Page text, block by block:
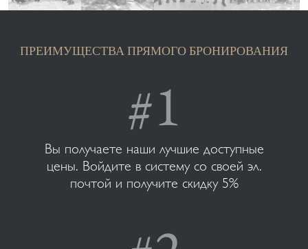
ПРЕИМУЩЕСТВА ПРЯМОГО БРОНИРОВАНИЯ
Вы получаете наши лучшие доступные
цены. Войдите в систему со своей эл.
почтой и получите скидку 5%